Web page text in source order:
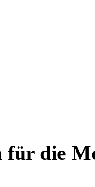
für die